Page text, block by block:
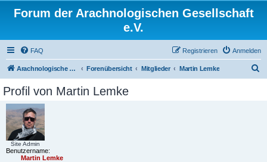
Forum der Arachnologischen Gesellschaft
e.V.
FAQ Anmelden
Registrieren
Arachnologische Gesellschaft e. V. Forenübersicht Mitglieder Martin Lemke
Profil von Martin Lemke
Site Admin
Benutzername:
Martin Lemke